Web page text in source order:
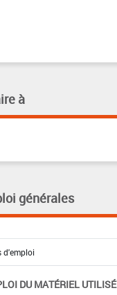
à
générales
DU MATÉRIEL UTILISÉ